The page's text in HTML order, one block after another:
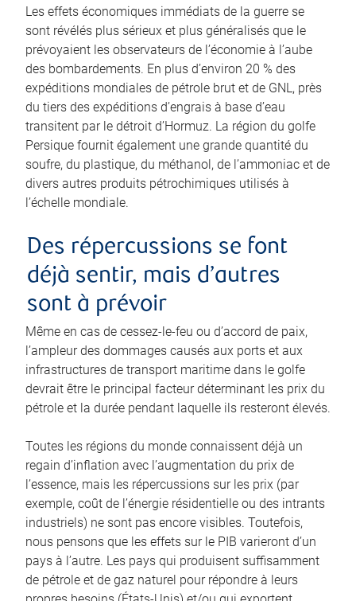
Les effets économiques immédiats de la guerre se
sont révélés plus sérieux et plus généralisés que le
prévoyaient les observateurs de l’économie à l’aube
des bombardements. En plus d’environ 20 % des
expéditions mondiales de pétrole brut et de GNL, près
du tiers des expéditions d’engrais à base d’eau
transitent par le détroit d’Hormuz. La région du golfe
Persique fournit également une grande quantité du
soufre, du plastique, du méthanol, de l’ammoniac et de
divers autres produits pétrochimiques utilisés à
l’échelle mondiale.
Des répercussions se font
déjà sentir, mais d’autres
sont à prévoir
Même en cas de cessez-le-feu ou d’accord de paix,
l’ampleur des dommages causés aux ports et aux
infrastructures de transport maritime dans le golfe
devrait être le principal facteur déterminant les prix du
pétrole et la durée pendant laquelle ils resteront élevés.
Toutes les régions du monde connaissent déjà un
regain d’inflation avec l’augmentation du prix de
l’essence, mais les répercussions sur les prix (par
exemple, coût de l’énergie résidentielle ou des intrants
industriels) ne sont pas encore visibles. Toutefois,
nous pensons que les effets sur le PIB varieront d’un
pays à l’autre. Les pays qui produisent suffisamment
de pétrole et de gaz naturel pour répondre à leurs